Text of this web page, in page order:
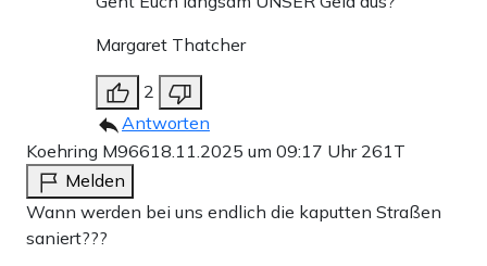
Margaret Thatcher
2
Antworten
Koehring M96618.11.2025 um 09:17 Uhr 261T
Melden
Wann werden bei uns endlich die kaputten Straßen
saniert???